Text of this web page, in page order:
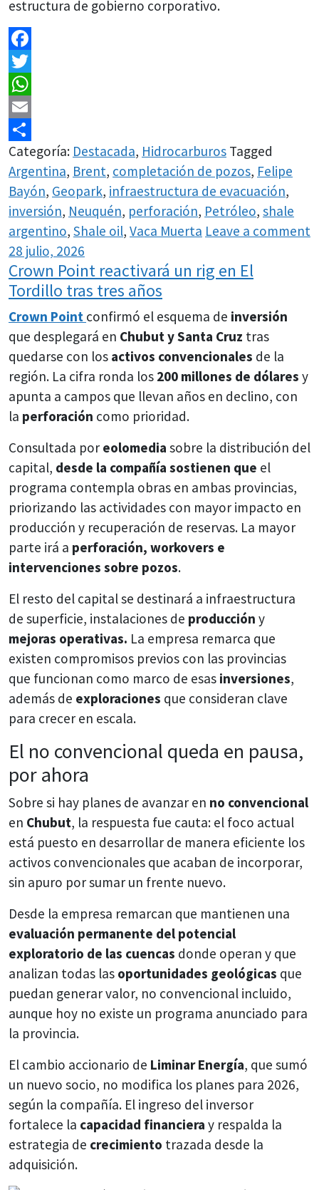
estructura de gobierno corporativo.
Facebook
Twitter
WhatsApp
Email
Share
Categoría: Destacada, Hidrocarburos Tagged
Argentina, Brent, completación de pozos, Felipe
Bayón, Geopark, infraestructura de evacuación,
inversión, Neuquén, perforación, Petróleo, shale
argentino, Shale oil, Vaca Muerta Leave a comment
28 julio, 2026
Crown Point reactivará un rig en El
Tordillo tras tres años
Crown Point confirmó el esquema de inversión
que desplegará en Chubut y Santa Cruz tras
quedarse con los activos convencionales de la
región. La cifra ronda los 200 millones de dólares y
apunta a campos que llevan años en declino, con
la perforación como prioridad.
Consultada por eolomedia sobre la distribución del
capital, desde la compañía sostienen que el
programa contempla obras en ambas provincias,
priorizando las actividades con mayor impacto en
producción y recuperación de reservas. La mayor
parte irá a perforación, workovers e
intervenciones sobre pozos.
El resto del capital se destinará a infraestructura
de superficie, instalaciones de producción y
mejoras operativas. La empresa remarca que
existen compromisos previos con las provincias
que funcionan como marco de esas inversiones,
además de exploraciones que consideran clave
para crecer en escala.
El no convencional queda en pausa,
por ahora
Sobre si hay planes de avanzar en no convencional
en Chubut, la respuesta fue cauta: el foco actual
está puesto en desarrollar de manera eficiente los
activos convencionales que acaban de incorporar,
sin apuro por sumar un frente nuevo.
Desde la empresa remarcan que mantienen una
evaluación permanente del potencial
exploratorio de las cuencas donde operan y que
analizan todas las oportunidades geológicas que
puedan generar valor, no convencional incluido,
aunque hoy no existe un programa anunciado para
la provincia.
El cambio accionario de Liminar Energía, que sumó
un nuevo socio, no modifica los planes para 2026,
según la compañía. El ingreso del inversor
fortalece la capacidad financiera y respalda la
estrategia de crecimiento trazada desde la
adquisición.